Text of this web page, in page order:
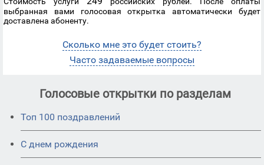
выбранная вами голосовая открытка автоматически будет
доставлена абоненту.
Сколько мне это будет стоить?
Часто задаваемые вопросы
Голосовые открытки по разделам
Топ 100 поздравлений
С днем рождения